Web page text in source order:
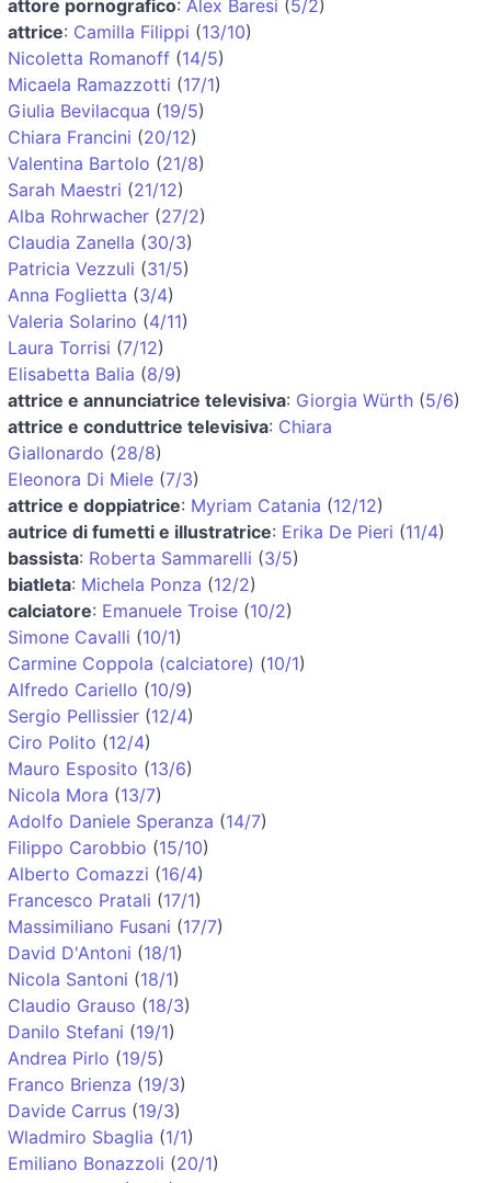
attore pornografico: Alex Baresi (5/2)
attrice: Camilla Filippi (13/10)
Nicoletta Romanoff (14/5)
Micaela Ramazzotti (17/1)
Giulia Bevilacqua (19/5)
Chiara Francini (20/12)
Valentina Bartolo (21/8)
Sarah Maestri (21/12)
Alba Rohrwacher (27/2)
Claudia Zanella (30/3)
Patricia Vezzuli (31/5)
Anna Foglietta (3/4)
Valeria Solarino (4/11)
Laura Torrisi (7/12)
Elisabetta Balia (8/9)
attrice e annunciatrice televisiva: Giorgia Würth (5/6)
attrice e conduttrice televisiva: Chiara
Giallonardo (28/8)
Eleonora Di Miele (7/3)
attrice e doppiatrice: Myriam Catania (12/12)
autrice di fumetti e illustratrice: Erika De Pieri (11/4)
bassista: Roberta Sammarelli (3/5)
biatleta: Michela Ponza (12/2)
calciatore: Emanuele Troise (10/2)
Simone Cavalli (10/1)
Carmine Coppola (calciatore) (10/1)
Alfredo Cariello (10/9)
Sergio Pellissier (12/4)
Ciro Polito (12/4)
Mauro Esposito (13/6)
Nicola Mora (13/7)
Adolfo Daniele Speranza (14/7)
Filippo Carobbio (15/10)
Alberto Comazzi (16/4)
Francesco Pratali (17/1)
Massimiliano Fusani (17/7)
David D'Antoni (18/1)
Nicola Santoni (18/1)
Claudio Grauso (18/3)
Danilo Stefani (19/1)
Andrea Pirlo (19/5)
Franco Brienza (19/3)
Davide Carrus (19/3)
Wladmiro Sbaglia (1/1)
Emiliano Bonazzoli (20/1)